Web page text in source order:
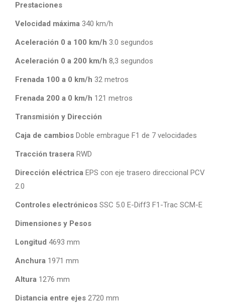
Prestaciones
Velocidad máxima 340 km/h
Aceleración 0 a 100 km/h 3.0 segundos
Aceleración 0 a 200 km/h 8,3 segundos
Frenada 100 a 0 km/h 32 metros
Frenada 200 a 0 km/h 121 metros
Transmisión y Dirección
Caja de cambios Doble embrague F1 de 7 velocidades
Tracción trasera RWD
Dirección eléctrica EPS con eje trasero direccional PCV
2.0
Controles electrónicos SSC 5.0 E-Diff3 F1-Trac SCM-E
Dimensiones y Pesos
Longitud 4693 mm
Anchura 1971 mm
Altura 1276 mm
Distancia entre ejes 2720 mm